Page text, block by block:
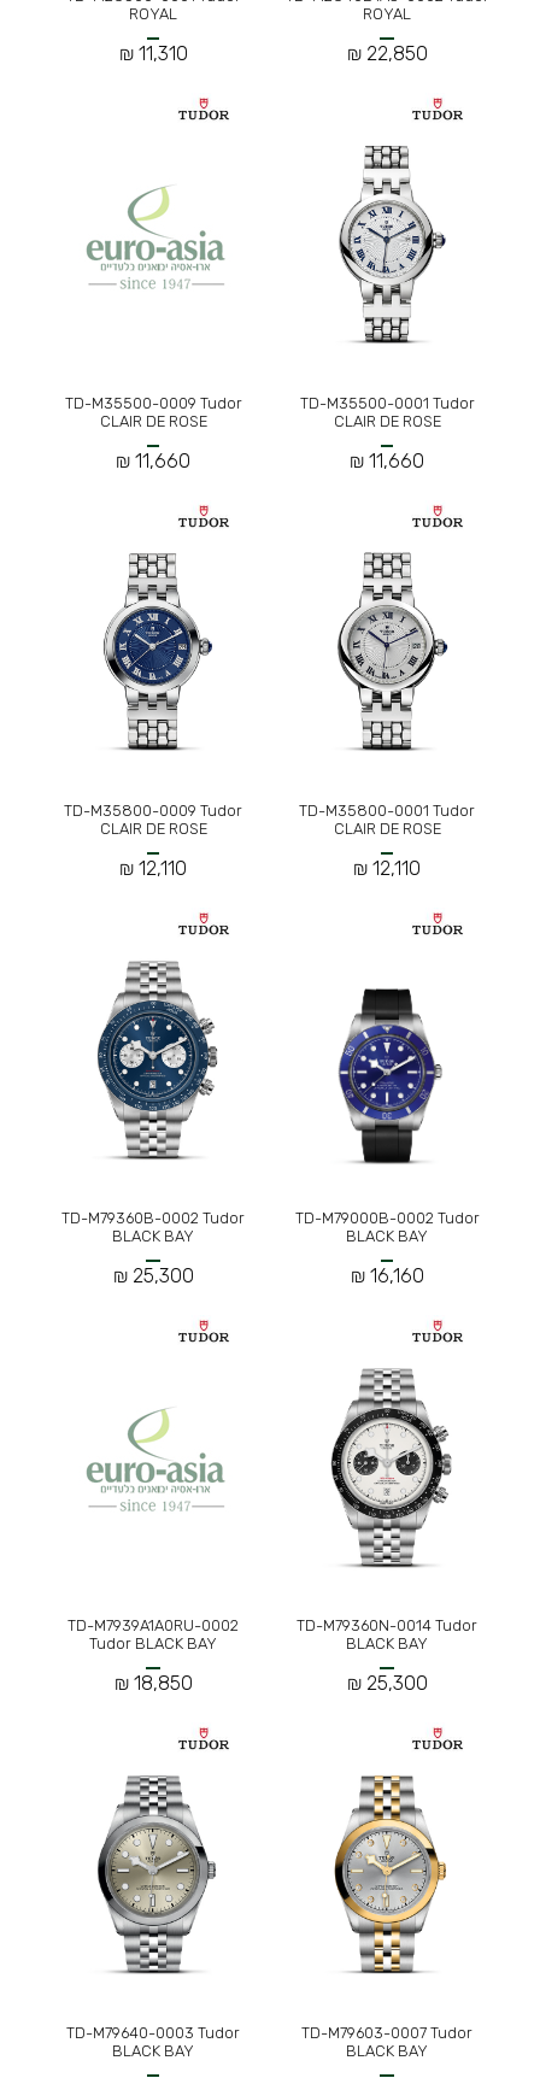
ROYAL
22,850 ₪
ROYAL
11,310 ₪
TD-M35500-0001 Tudor
CLAIR DE ROSE
11,660 ₪
TD-M35500-0009 Tudor
CLAIR DE ROSE
11,660 ₪
TD-M35800-0001 Tudor
CLAIR DE ROSE
12,110 ₪
TD-M35800-0009 Tudor
CLAIR DE ROSE
12,110 ₪
TD-M79000B-0002 Tudor
BLACK BAY
16,160 ₪
TD-M79360B-0002 Tudor
BLACK BAY
25,300 ₪
TD-M79360N-0014 Tudor
BLACK BAY
25,300 ₪
TD-M7939A1A0RU-0002
Tudor BLACK BAY
18,850 ₪
TD-M79603-0007 Tudor
BLACK BAY
TD-M79640-0003 Tudor
BLACK BAY